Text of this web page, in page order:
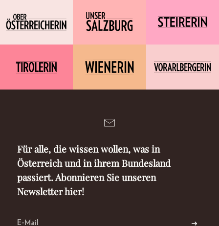
Für alle, die wissen wollen, was in
Österreich und in ihrem Bundesland
passiert. Abonnieren Sie unseren
Newsletter hier!